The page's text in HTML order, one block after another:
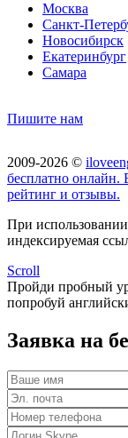
Москва
Санкт-
Новосибирск
Екатеринбург
Самара
Пишите нам
2009-2026 ©
бесплатно онлайн.
рейтинг и отзывы.
При использовании
индексируемая
Scroll
Пройди пробный
попробуй
Заявка на